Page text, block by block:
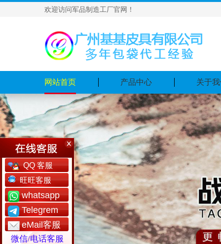
欢迎访问军品制造工厂官网！
网站首页 产品中心 关于
QQ 客服
旺旺客服
whatsapp
Telegrem
eMail客服
微信/电话客服